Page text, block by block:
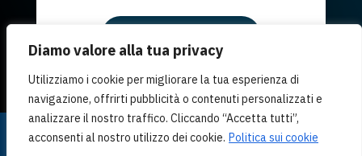
Diamo valore alla tua privacy
Utilizziamo i cookie per migliorare la tua esperienza di
navigazione, offrirti pubblicità o contenuti personalizzati e
analizzare il nostro traffico. Cliccando “Accetta tutti”,
acconsenti al nostro utilizzo dei cookie. Politica sui cookie
A.S.A. - Divisione di Polinvestigations s.r.l. - via